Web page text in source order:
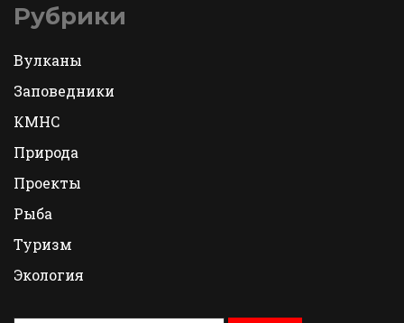
Рубрики
Вулканы
Заповедники
КМНС
Природа
Проекты
Рыба
Туризм
Экология